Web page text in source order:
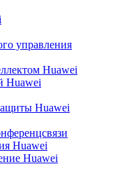
управления
Huawei
Huawei
Huawei
Huawei
Huawei